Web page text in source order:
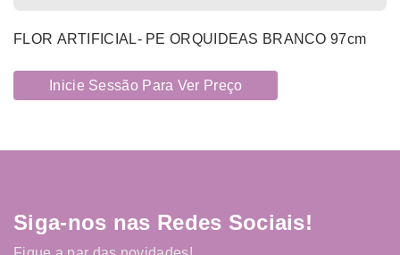
FLOR ARTIFICIAL- PE ORQUIDEAS BRANCO 97cm
Inicie Sessão Para Ver Preço
Siga-nos nas Redes Sociais!